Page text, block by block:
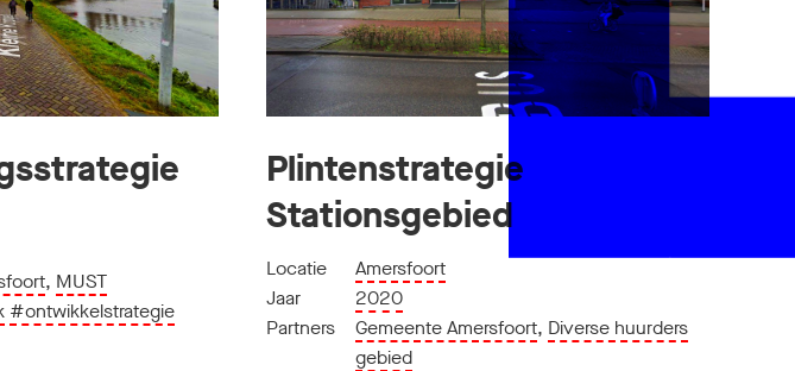
, MUST
#ontwikkelstrategie
Plintenstrategie
Stationsgebied
Locatie
Amersfoort
Jaar
2020
Partners
Gemeente Amersfoort, Diverse huurders
gebied